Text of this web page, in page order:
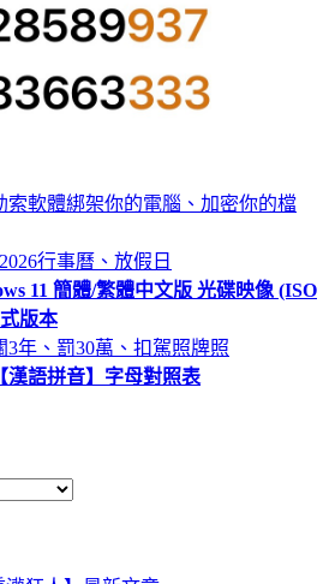
索軟體綁架你的電腦、加密你的檔
行事曆、放假日
11 簡體/繁體中文版 光碟映像 (ISO
版本
3年、罰30萬、扣駕照牌照
漢語拼音】字母對照表